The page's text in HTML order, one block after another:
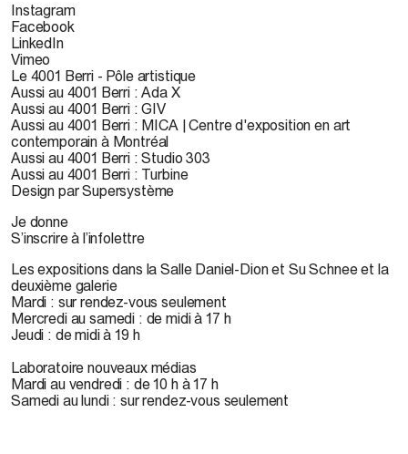
Instagram
Facebook
LinkedIn
Vimeo
Le 4001 Berri - Pôle artistique
Aussi au 4001 Berri : Ada X
Aussi au 4001 Berri : GIV
Aussi au 4001 Berri : MICA | Centre d'exposition en art
contemporain à Montréal
Aussi au 4001 Berri : Studio 303
Aussi au 4001 Berri : Turbine
Design par Supersystème
Je donne
S’inscrire à l’infolettre
Les expositions dans la Salle Daniel-Dion et Su Schnee et la
deuxième galerie
Mardi : sur rendez-vous seulement
Mercredi au samedi : de midi à 17 h
Jeudi : de midi à 19 h
Laboratoire nouveaux médias
Mardi au vendredi : de 10 h à 17 h
Samedi au lundi : sur rendez-vous seulement